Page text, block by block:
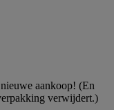
aankoop! (En
verwijdert.)